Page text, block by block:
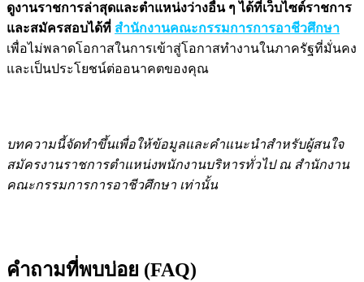
ดูงานราชการล่าสุดและตำแหน่งว่างอื่น ๆ ได้ที่เว็บไซต์ราชการ
และสมัครสอบได้ที่ สำนักงานคณะกรรมการการอาชีวศึกษา
เพื่อไม่พลาดโอกาสในการเข้าสู่โอกาสทำงานในภาครัฐที่มั่นคง
และเป็นประโยชน์ต่ออนาคตของคุณ
บทความนี้จัดทำขึ้นเพื่อให้ข้อมูลและคำแนะนำสำหรับผู้สนใจ
สมัครงานราชการตำแหน่งพนักงานบริหารทั่วไป ณ สำนักงาน
คณะกรรมการการอาชีวศึกษา เท่านั้น
คำถามที่พบบ่อย (FAQ)